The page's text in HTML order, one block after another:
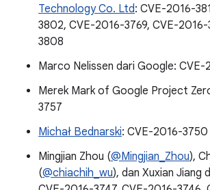
Technology Co. Ltd: CVE-2016-
3802, CVE-2016-3769, CVE-
3808
Marco Nelissen dari Google: CVE-
Merek Mark of Google Project
3757
Michał Bednarski: CVE-2016-3750
Mingjian Zhou (@Mingjian_Zhou),
(@chiachih_wu), dan Xuxian Jiang